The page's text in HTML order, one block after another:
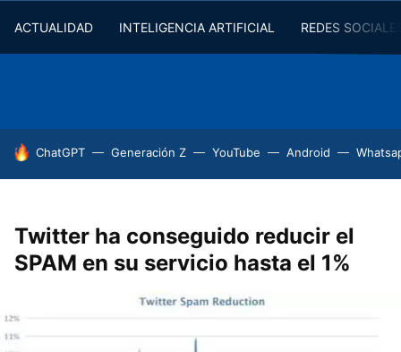
ACTUALIDAD INTELIGENCIA ARTIFICIAL REDES
HOY SE HABLA DE
ChatGPT Generación Z YouTube Android
Twitter ha conseguido reducir el
SPAM en su servicio hasta el 1%